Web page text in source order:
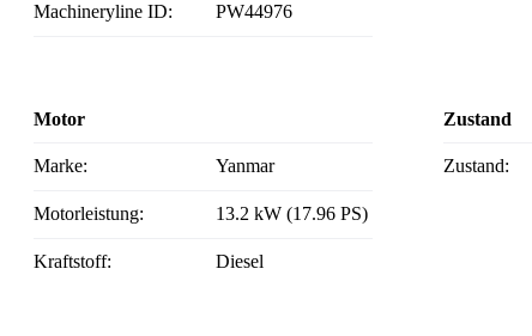
Machineryline ID: PW44976
Motor
Marke: Yanmar
Motorleistung: 13.2 kW (17.96 PS)
Kraftstoff: Diesel
Zustand
Zustand: